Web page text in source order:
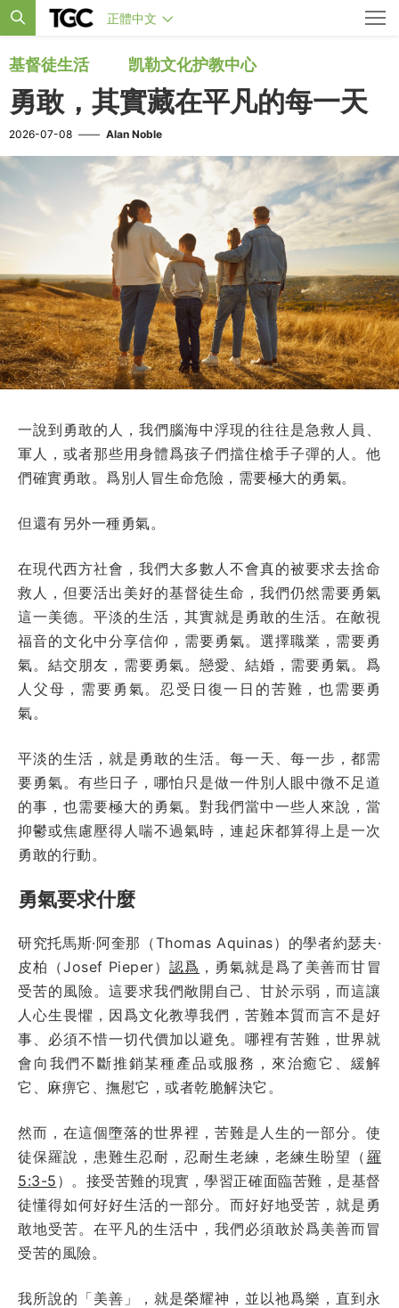
正體中文
基督徒生活 凯勒文化护教中心
勇敢，其實藏在平凡的每一天
2026-07-08 —— Alan Noble
一說到勇敢的人，我們腦海中浮現的往往是急救人員、
軍人，或者那些用身體爲孩子們擋住槍手子彈的人。他
們確實勇敢。爲別人冒生命危險，需要極大的勇氣。
但還有另外一種勇氣。
在現代西方社會，我們大多數人不會真的被要求去捨命
救人，但要活出美好的基督徒生命，我們仍然需要勇氣
這一美德。平淡的生活，其實就是勇敢的生活。在敵視
福音的文化中分享信仰，需要勇氣。選擇職業，需要勇
氣。結交朋友，需要勇氣。戀愛、結婚，需要勇氣。爲
人父母，需要勇氣。忍受日復一日的苦難，也需要勇
氣。
平淡的生活，就是勇敢的生活。每一天、每一步，都需
要勇氣。有些日子，哪怕只是做一件別人眼中微不足道
的事，也需要極大的勇氣。對我們當中一些人來說，當
抑鬱或焦慮壓得人喘不過氣時，連起床都算得上是一次
勇敢的行動。
勇氣要求什麼
研究托馬斯·阿奎那（Thomas Aquinas）的學者約瑟夫·
皮柏（Josef Pieper）認爲 ，勇氣就是爲了美善而甘冒
受苦的風險。這要求我們敞開自己、甘於示弱，而這讓
人心生畏懼，因爲文化教導我們，苦難本質而言不是好
事、必須不惜一切代價加以避免。哪裡有苦難，世界就
會向我們不斷推銷某種產品或服務，來治癒它、緩解
它、麻痹它、撫慰它，或者乾脆解決它。
然而，在這個墮落的世界裡，苦難是人生的一部分。使
徒保羅說，患難生忍耐，忍耐生老練，老練生盼望（ 羅
5:3-5 ）。接受苦難的現實，學習正確面臨苦難，是基督
徒懂得如何好好生活的一部分。而好好地受苦，就是勇
敢地受苦。在平凡的生活中，我們必須敢於爲美善而冒
受苦的風險。
我所說的「美善」，就是榮耀神，並以祂爲樂，直到永